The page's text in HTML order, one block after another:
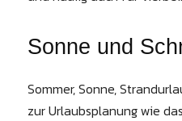
Sonne und
Sommer, Sonne,
zur Urlaubsplanung wie